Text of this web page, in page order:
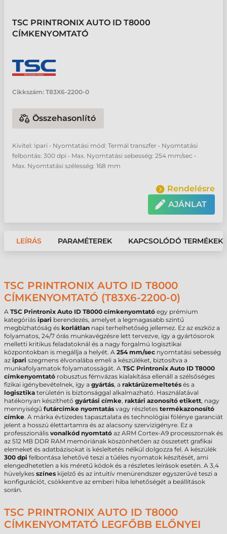
TSC PRINTRONIX AUTO ID T8000
CÍMKENYOMTATÓ
Cikkszám: T83X6-2200-0
Összehasonlító
Kivitel: Ipari • Nyomtatási mód: Termál transzfer • Nyomtatási
felbontás: 300 dpi • Max. Nyomtatási sebesség: 254 mm/sec •
Max. Nyomtatási szélesség: 168 mm
Rendelésre
AJÁNLAT
LEÍRÁS PARAMÉTEREK KAPCSOLÓDÓ TERMÉKEK
TSC PRINTRONIX AUTO ID T8000
CÍMKENYOMTATÓ (T83X6-2200-0)
A TSC Printronix Auto ID T8000 címkenyomtató egy prémium
kategóriás ipari berendezés, amelyet a legmagasabb szintű
megbízhatóság és korlátlan napi terhelhetőség jellemez. Ez az eszköz a
folyamatos, 24/7 órás munkavégzésre lett tervezve, így a gyártósorok
melletti kritikus feladatoknál és a nagy forgalmú logisztikai
központokban is megállja a helyét. A 254 mm/sec nyomtatási sebesség
az ipari szegmens élvonalába emeli a készüléket, biztosítva a
munkafolyamatok folyamatosságát. A TSC Printronix Auto ID T8000
címkenyomtató robusztus fémvázas kialakítása ellenáll a szélsőséges
fizikai igénybevételnek, így a gyártás, a raktárüzemeltetés és a
logisztika területén is biztonsággal alkalmazható. Használatával
hatékonyan készíthető gyártási címke, raktári azonosító etikett, nagy
mennyiségű futárcímke nyomtatás vagy részletes termékazonosító
címke. A márka évtizedes tapasztalata és technológiai fölénye garanciát
jelent a hosszú élettartamra és az alacsony szervizigényre. Ez a
professzionális vonalkód nyomtató az ARM Cortex-A9 processzornak és
az 512 MB DDR RAM memóriának köszönhetően az összetett grafikai
elemeket és adatbázisokat is késleltetés nélkül dolgozza fel. A készülék
300 dpi felbontása lehetővé teszi a tűéles nyomatok készítését, ami
elengedhetetlen a kis méretű kódok és a részletes leírások esetén. A 3,4
hüvelykes színes kijelző és az intuitív menürendszer egyszerűvé teszi a
konfigurációt, csökkentve az emberi hiba lehetőségét a beállítások
során.
TSC PRINTRONIX AUTO ID T8000
CÍMKENYOMTATÓ LEGFŐBB ELŐNYEI